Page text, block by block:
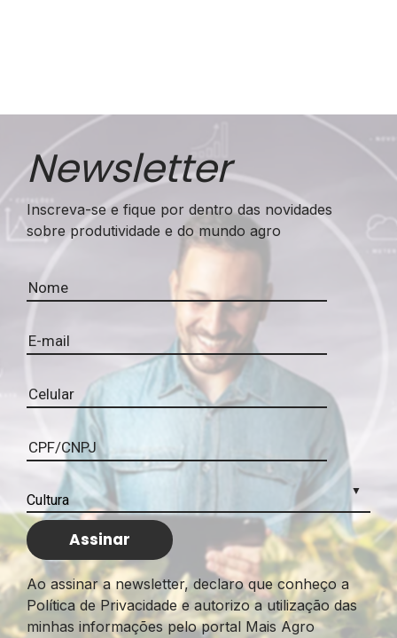
Newsletter
Inscreva-se e fique por dentro das novidades
sobre produtividade e do mundo agro
Ao assinar a newsletter, declaro que conheço a
Política de Privacidade e autorizo a utilização das
minhas informações pelo portal Mais Agro